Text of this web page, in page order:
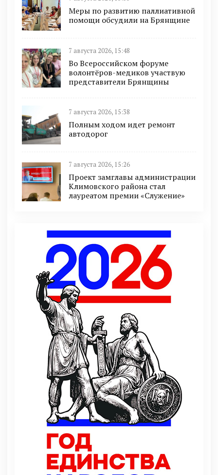
Меры по развитию паллиативной
помощи обсудили на Брянщине
7 августа 2026, 15:48
Во Всероссийском форуме
волонтёров-медиков участвую
представители Брянщины
7 августа 2026, 15:38
Полным ходом идет ремонт
автодорог
7 августа 2026, 15:26
Проект замглавы администрации
Климовского района стал
лауреатом премии «Служение»